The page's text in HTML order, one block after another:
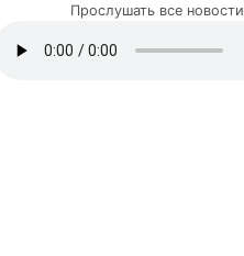
Прослушать все новости